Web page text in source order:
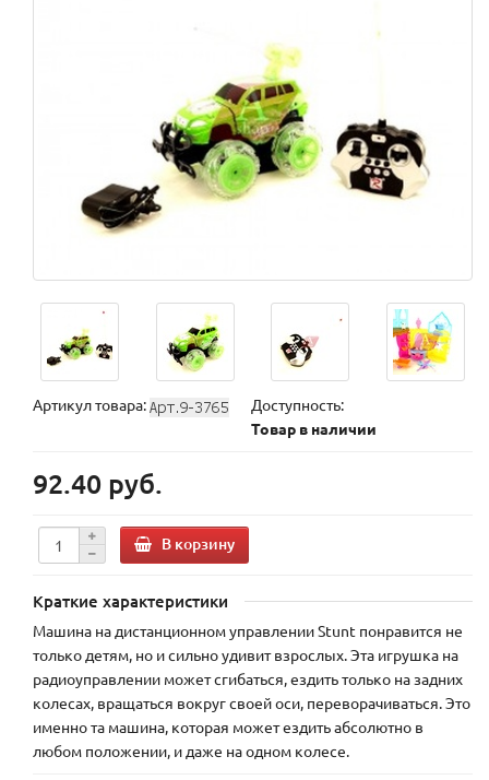
Артикул товара:
Доступность:
Товар в наличии
92.40 руб.
В корзину
Краткие характеристики
Машина на дистанционном управлении Stunt понравится не
только детям, но и сильно удивит взрослых. Эта игрушка на
радиоуправлении может сгибаться, ездить только на задних
колесах, вращаться вокруг своей оси, переворачиваться. Это
именно та машина, которая может ездить абсолютно в
любом положении, и даже на одном колесе.